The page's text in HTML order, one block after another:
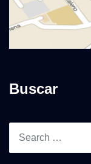
Buscar